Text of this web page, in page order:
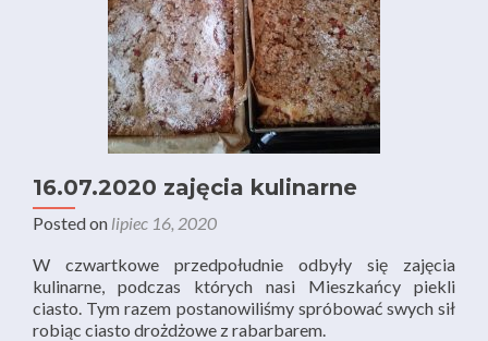
16.07.2020 zajęcia kulinarne
Posted on lipiec 16, 2020
W czwartkowe przedpołudnie odbyły się zajęcia
kulinarne, podczas których nasi Mieszkańcy piekli
ciasto. Tym razem postanowiliśmy spróbować swych sił
robiąc ciasto drożdżowe z rabarbarem.